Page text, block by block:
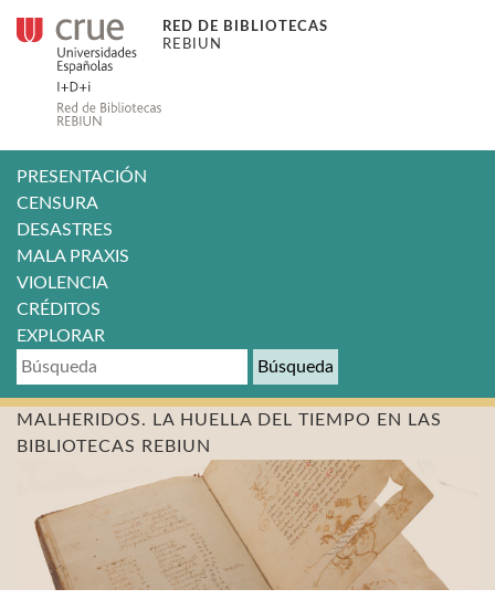
RED DE BIBLIOTECAS
REBIUN
PRESENTACIÓN
CENSURA
DESASTRES
MALA PRAXIS
VIOLENCIA
CRÉDITOS
EXPLORAR
Búsqueda
MALHERIDOS. LA HUELLA DEL TIEMPO EN LAS
BIBLIOTECAS REBIUN